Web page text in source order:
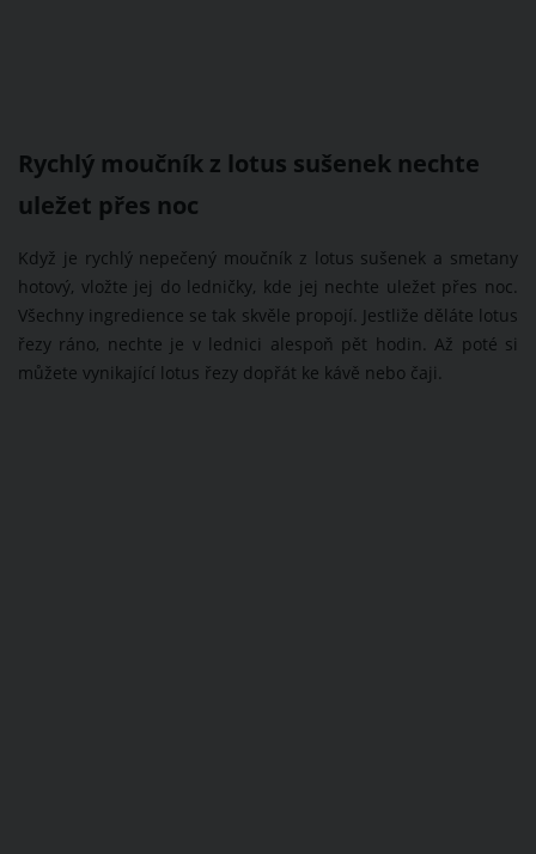
Rychlý moučník z lotus sušenek nechte
uležet přes noc
Když je rychlý nepečený moučník z lotus sušenek a smetany
hotový, vložte jej do ledničky, kde jej nechte uležet přes noc.
Všechny ingredience se tak skvěle propojí. Jestliže děláte lotus
řezy ráno, nechte je v lednici alespoň pět hodin. Až poté si
můžete vynikající lotus řezy dopřát ke kávě nebo čaji.